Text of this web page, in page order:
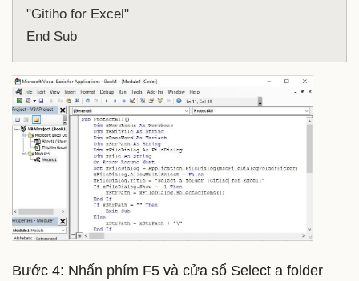
"Gitiho for Excel"
End Sub
Bước 4: Nhấn phím F5 và cửa sổ Select a folder